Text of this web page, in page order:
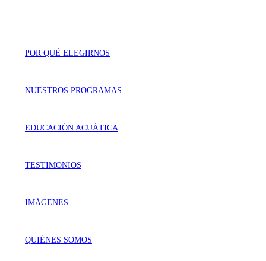
POR QUÉ ELEGIRNOS
NUESTROS PROGRAMAS
EDUCACIÓN ACUÁTICA
TESTIMONIOS
IMÁGENES
QUIÉNES SOMOS